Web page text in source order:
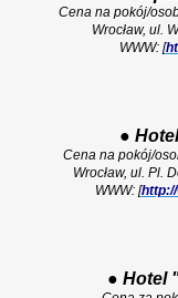
Cena na pokój/
Wrocław, ul.
WWW: [
●
Cena na pokój/
Wrocław, ul. Pl.
WWW: [
● Hotel